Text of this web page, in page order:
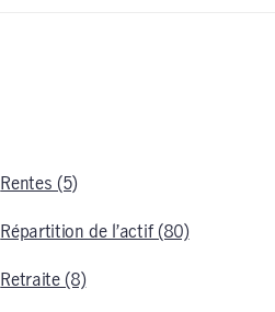
Rentes (5)
Répartition de l’actif (80)
Retraite (8)